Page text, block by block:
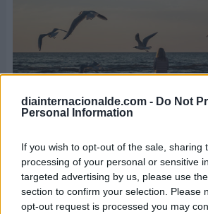
diainternacionalde.com - Do Not
Personal Information
If you wish to opt-out of the sale, sharing
processing of your personal or sensitive
targeted advertising by us, please use
section to confirm your selection. Please
opt-out request is processed you may
Muchas especies de aves en
el riesgo de extinguirse.
preocupación como un gran
desaparecen anualmente, lo